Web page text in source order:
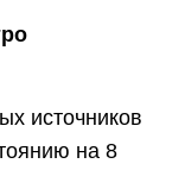
источников
на 8